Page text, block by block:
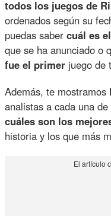
todos los juegos de
ordenados según su
puedas sabercuál es
que se ha anunciado o
fue el primer juego de
Además, te mostramos
analistas a cada una
cuáles son los
historia y los que más